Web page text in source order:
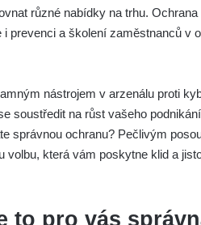
různé nabídky na trhu.
prevenci a školení zaměstnanců v
nástrojem v arzenálu proti
soustředit na růst vašeho
správnou ochranu? Pečlivým
která vám poskytne klid a
to pro vás